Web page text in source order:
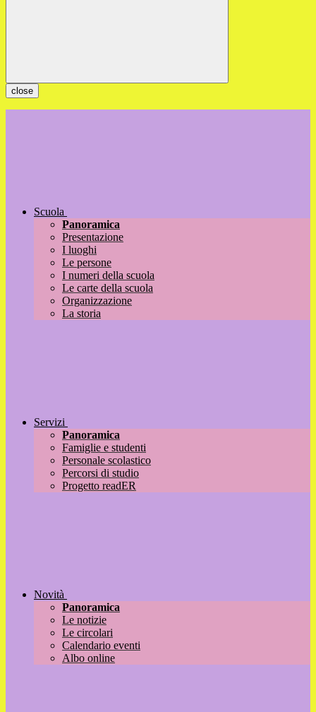
close
Scuola
Panoramica
Presentazione
I luoghi
Le persone
I numeri della scuola
Le carte della scuola
Organizzazione
La storia
Servizi
Panoramica
Famiglie e studenti
Personale scolastico
Percorsi di studio
Progetto readER
Novità
Panoramica
Le notizie
Le circolari
Calendario eventi
Albo online